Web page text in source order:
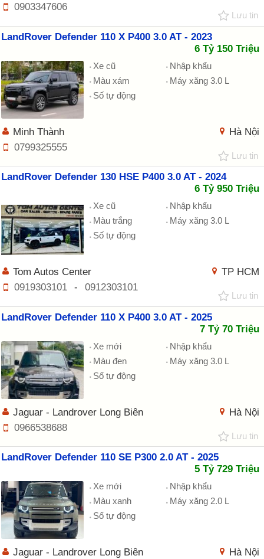
0903347606
Lưu tin
LandRover Defender 110 X P400 3.0 AT - 2023
6 Tỷ 150 Triệu
Xe cũ
Nhập khẩu
Màu xám
Máy xăng 3.0 L
Số tự động
Hà Nội
Minh Thành
0799325555
Lưu tin
LandRover Defender 130 HSE P400 3.0 AT - 2024
6 Tỷ 950 Triệu
Xe cũ
Nhập khẩu
Màu trắng
Máy xăng 3.0 L
Số tự động
TP HCM
Tom Autos Center
0919303101
- 0912303101
Lưu tin
LandRover Defender 110 X P400 3.0 AT - 2025
7 Tỷ 70 Triệu
Xe mới
Nhập khẩu
Màu đen
Máy xăng 3.0 L
Số tự động
Hà Nội
Jaguar - Landrover Long Biên
0966538688
Lưu tin
LandRover Defender 110 SE P300 2.0 AT - 2025
5 Tỷ 729 Triệu
Xe mới
Nhập khẩu
Màu xanh
Máy xăng 2.0 L
Số tự động
Hà Nội
Jaguar - Landrover Long Biên